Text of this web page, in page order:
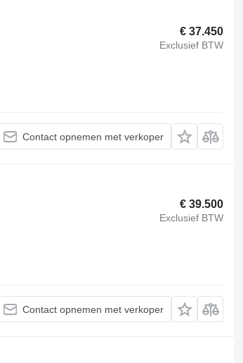
€ 37.450
Exclusief BTW
Contact opnemen met verkoper
€ 39.500
Exclusief BTW
Contact opnemen met verkoper